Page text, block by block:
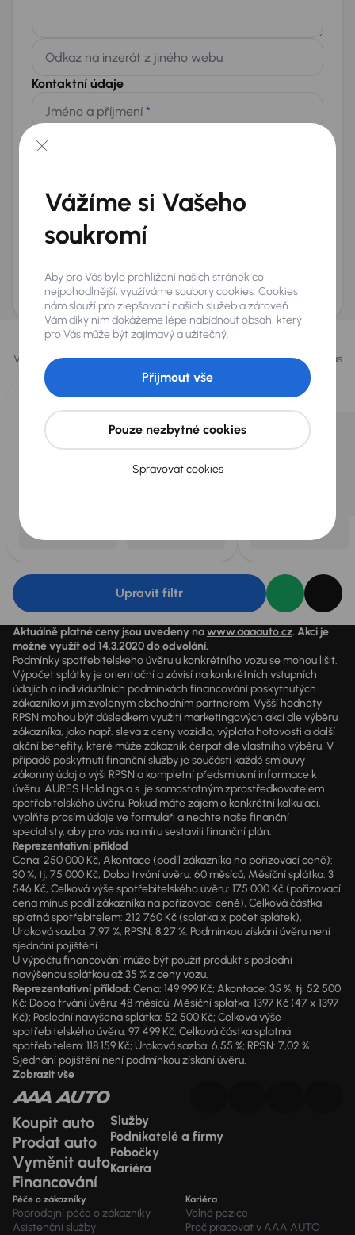
Odkaz na inzerát z jiného webu
Kontaktní údaje
Jméno a příjmení *
Přeji si dostávat informace o atraktivních slevových
nabídkách
AURES Holdings a.s., se sídlem Dopraváků 874/15, Čimice, 184 00 Praha 8 bude
uchovávat a zpracovávat vaše osobní údaje v souladu se zásadami ochrany a
zpracováníosobních údajů.
Vybrali jsme pro vás
Vybíráme pro vás tynejlepší vozyz naší nabídky. Každý den pro vás
vykoupíme až 400 vozů
Upravit filtr
Aktuálně platné ceny jsou uvedeny nawww.aaaauto.cz. Akci je
možné využít od 14.3.2020 do odvolání.
Podmínky spotřebitelského úvěru u konkrétního vozu se mohou lišit.
Výpočet splátky je orientační a závisí na konkrétních vstupních
údajích a individuálních podmínkách financování poskytnutých
zákazníkovi jim zvoleným obchodním partnerem. Vyšší hodnoty
RPSN mohou být důsledkem využití marketingových akcí dle výběru
zákazníka, jako např. sleva z ceny vozidla, výplata hotovosti a další
akční benefity, které může zákazník čerpat dle vlastního výběru. V
případě poskytnutí finanční služby je součástí každé smlouvy
zákonný údaj o výši RPSN a kompletní předsmluvní informace k
úvěru. AURES Holdings a.s. je samostatným zprostředkovatelem
spotřebitelského úvěru. Pokud máte zájem o konkrétní kalkulaci,
vyplňte prosím údaje ve formuláři a nechte naše finanční
specialisty, aby pro vás na míru sestavili finanční plán.
Reprezentativní příklad
Cena: 250 000 Kč, Akontace (podíl zákazníka na pořizovací ceně):
30 %, tj. 75 000 Kč, Doba trvání úvěru: 60 měsíců, Měsíční splátka: 3
546 Kč, Celková výše spotřebitelského úvěru: 175 000 Kč (pořizovací
cena mínus podíl zákazníka na pořizovací ceně), Celková částka
splatná spotřebitelem: 212 760 Kč (splátka x počet splátek),
Úroková sazba: 7,97 %, RPSN: 8,27 %. Podmínkou získání úvěru není
sjednání pojištění.
U výpočtu financování může být použit produkt s poslední
navýšenou splátkou až 35 % z ceny vozu.
Reprezentativní příklad:Cena: 149 999 Kč; Akontace: 35 %, tj. 52 500
Kč; Doba trvání úvěru: 48 měsíců; Měsíční splátka: 1397 Kč (47 x 1397
Kč); Poslední navýšená splátka: 52 500 Kč; Celková výše
spotřebitelského úvěru: 97 499 Kč; Celková částka splatná
spotřebitelem: 118 159 Kč; Úroková sazba: 6,55 %; RPSN: 7,02 %.
Sjednání pojištění není podmínkou získání úvěru.
Zobrazit vše
Koupit auto
Prodat auto
Vyměnit auto
Financování
Služby
Podnikatelé a firmy
Pobočky
Kariéra
Péče o zákazníky
Poprodejní péče o zákazníky
Asistenční služby
Kariéra
Volné pozice
Proč pracovat v AAA AUTO
Vážíme si Vašeho
soukromí
Aby pro Vás bylo prohlížení našich stránek co
nejpohodlnější, využíváme soubory cookies. Cookies
nám slouží pro zlepšování našich služeb a zároveň
Vám díky nim dokážeme lépe nabídnout obsah, který
pro Vás může být zajímavý a užitečný.
Spravovat cookies
Pouze nezbytné cookies
Přijmout vše